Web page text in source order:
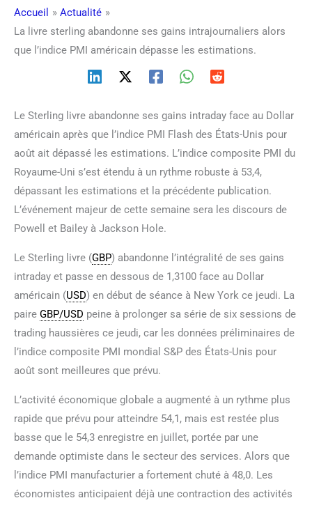
Accueil
Actualité
La livre sterling abandonne ses gains intrajournaliers alors
que l’indice PMI américain dépasse les estimations.
Le Sterling livre abandonne ses gains intraday face au Dollar
américain après que l’indice PMI Flash des États-Unis pour
août ait dépassé les estimations. L’indice composite PMI du
Royaume-Uni s’est étendu à un rythme robuste à 53,4,
dépassant les estimations et la précédente publication.
L’événement majeur de cette semaine sera les discours de
Powell et Bailey à Jackson Hole.
Le Sterling livre (GBP) abandonne l’intégralité de ses gains
intraday et passe en dessous de 1,3100 face au Dollar
américain (USD) en début de séance à New York ce jeudi. La
paire GBP/USD peine à prolonger sa série de six sessions de
trading haussières ce jeudi, car les données préliminaires de
l’indice composite PMI mondial S&P des États-Unis pour
août sont meilleures que prévu.
L’activité économique globale a augmenté à un rythme plus
rapide que prévu pour atteindre 54,1, mais est restée plus
basse que le 54,3 enregistre en juillet, portée par une
demande optimiste dans le secteur des services. Alors que
l’indice PMI manufacturier a fortement chuté à 48,0. Les
économistes anticipaient déjà une contraction des activités